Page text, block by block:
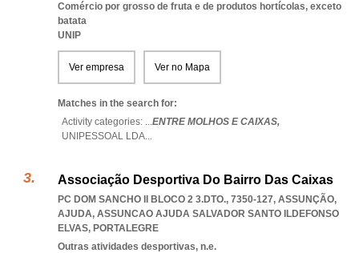
Comércio por grosso de fruta e de produtos hortícolas, exceto
batata
UNIP
Ver empresa Ver no Mapa
Matches in the search for:
Activity categories: ...ENTRE MOLHOS E CAIXAS,
UNIPESSOAL LDA...
Associação Desportiva Do Bairro Das Caixas
PC DOM SANCHO II BLOCO 2 3.DTO., 7350-127, ASSUNÇÃO,
AJUDA, ASSUNCAO AJUDA SALVADOR SANTO ILDEFONSO
ELVAS, PORTALEGRE
Outras atividades desportivas, n.e.